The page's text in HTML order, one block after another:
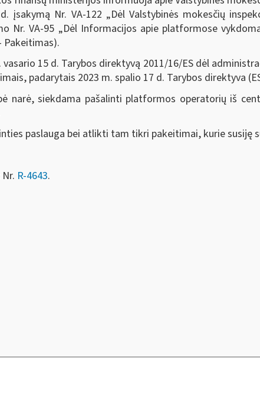
Nr. VA-122 „Dėl Valstybinės mokesčių
Nr. VA-95 „Dėl Informacijos apie platformose
d. Tarybos direktyvą 2011/16/ES dėl
padarytais 2023 m. spalio 17 d. Tarybos direktyva
pašalinti platformos operatorių iš
bei atlikti tam tikri pakeitimai, kurie susiję su
R-4643.